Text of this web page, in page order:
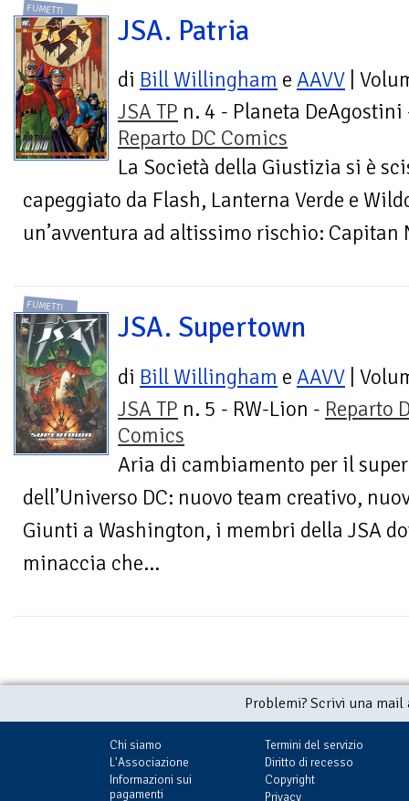
FUMETTI
JSA. Patria
di Bill Willingham e AAVV |
JSA TP n. 4 - Planeta DeAgostini
Reparto DC Comics
La Società della Giustizia si è
capeggiato da Flash, Lanterna Verde e
un’avventura ad altissimo rischio: Capitan
FUMETTI
JSA. Supertown
di Bill Willingham e AAVV |
JSA TP n. 5 - RW-Lion - Reparto
Comics
Aria di cambiamento per il
dell’Universo DC: nuovo team creativo,
Giunti a Washington, i membri della JSA
minaccia che...
Problemi? Scrivi una
Chi siamo
L'Associazione
Informazioni sui
pagamenti
Termini del servizio
Diritto di recesso
Copyright
Privacy